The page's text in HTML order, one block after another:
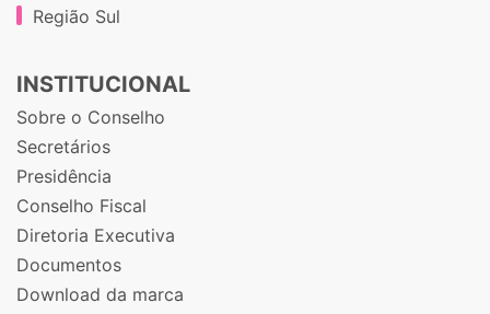
Região Sul
INSTITUCIONAL
Sobre o Conselho
Secretários
Presidência
Conselho Fiscal
Diretoria Executiva
Documentos
Download da marca